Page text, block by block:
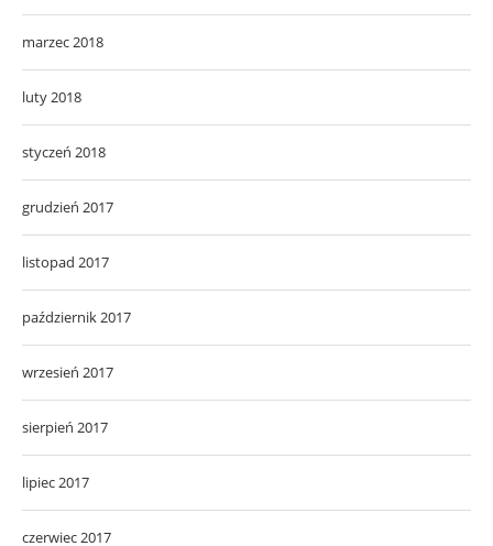
marzec 2018
luty 2018
styczeń 2018
grudzień 2017
listopad 2017
październik 2017
wrzesień 2017
sierpień 2017
lipiec 2017
czerwiec 2017